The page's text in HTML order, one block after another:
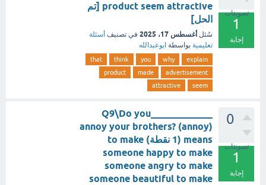
تصويتات
1
إجابة
product seem attractive [تم
الحل]
سُئل أغسطس 17، 2025 في تصنيف أسئلة
تعليمية بواسطة ابوعبدالله
explain
why
you
think
that
advertisement
made
product
seem
attractive
0
تصويتات
1
إجابة
_____________Q9\Do you
annoy your brothers? (annoy)
means (1 نقطة) to make
someone happy to make
someone angry to make
someone beautiful to make